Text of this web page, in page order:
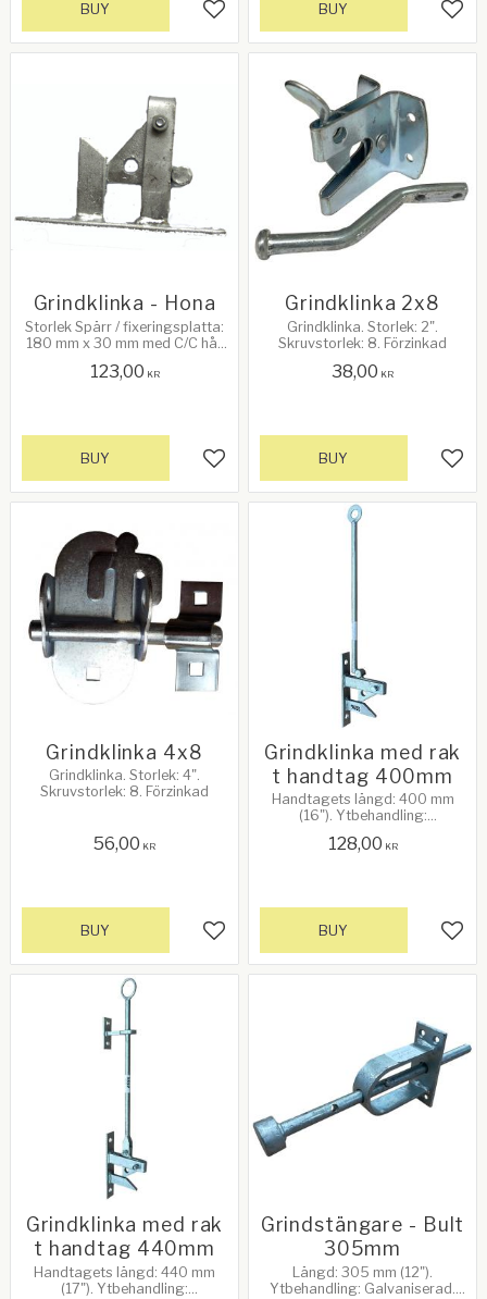
Add to favorites
BUY BUY
Grindklinka - Hona
Storlek Spärr / fixeringsplatta:
180 mm x 30 mm med C/C hål:
123,00 KR
Add to favorites
BUY
Grindklinka 2x8
Grindklinka. Storlek: 2".
Skruvstorlek: 8. Förzinkad
38,00 KR
BUY
Grindklinka 4x8
Grindklinka. Storlek: 4".
Skruvstorlek: 8. Förzinkad
56,00 KR
Add to favorites
BUY
Grindklinka med rak
t handtag 400mm
Handtagets längd: 400 mm
(16"). Ytbehandling:
st skruvbultar
128,00 KR
BUY
Grindklinka med rak
t handtag 440mm
Handtagets längd: 440 mm
(17"). Ytbehandling:
Grindstängare - Bult
305mm
Längd: 305 mm (12").
Ytbehandling: Galvaniserad.